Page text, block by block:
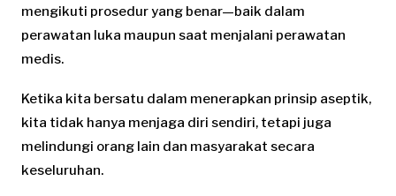
mengikuti prosedur yang benar—baik dalam
perawatan luka maupun saat menjalani perawatan
medis.
Ketika kita bersatu dalam menerapkan prinsip aseptik,
kita tidak hanya menjaga diri sendiri, tetapi juga
melindungi orang lain dan masyarakat secara
keseluruhan.